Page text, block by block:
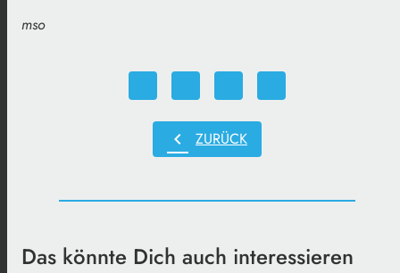
mso
chevron_left ZURÜCK
Das könnte Dich auch interessieren